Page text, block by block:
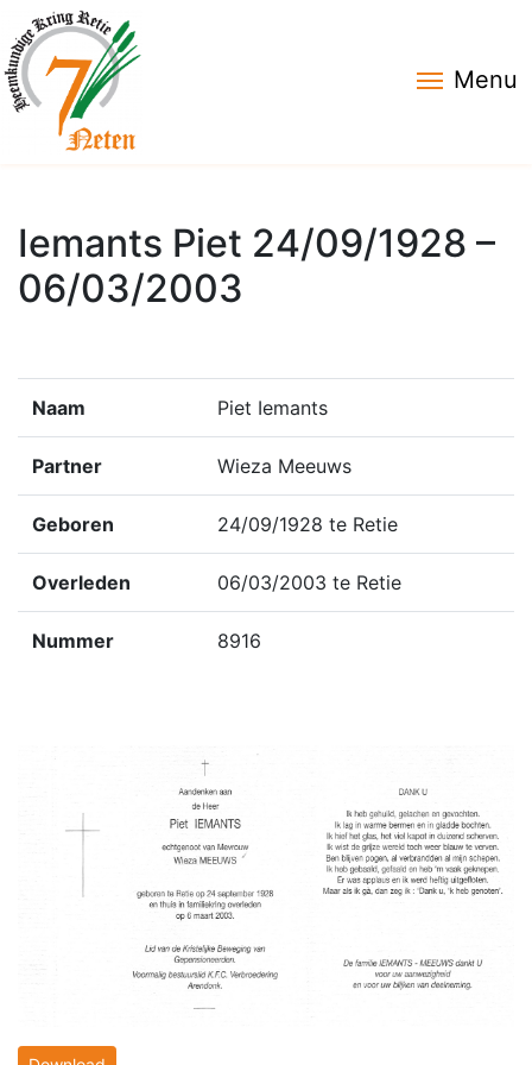
Menu
Iemants Piet 24/09/1928 –
06/03/2003
Naam Piet Iemants
Partner Wieza Meeuws
Geboren 24/09/1928 te Retie
Overleden 06/03/2003 te Retie
Nummer 8916